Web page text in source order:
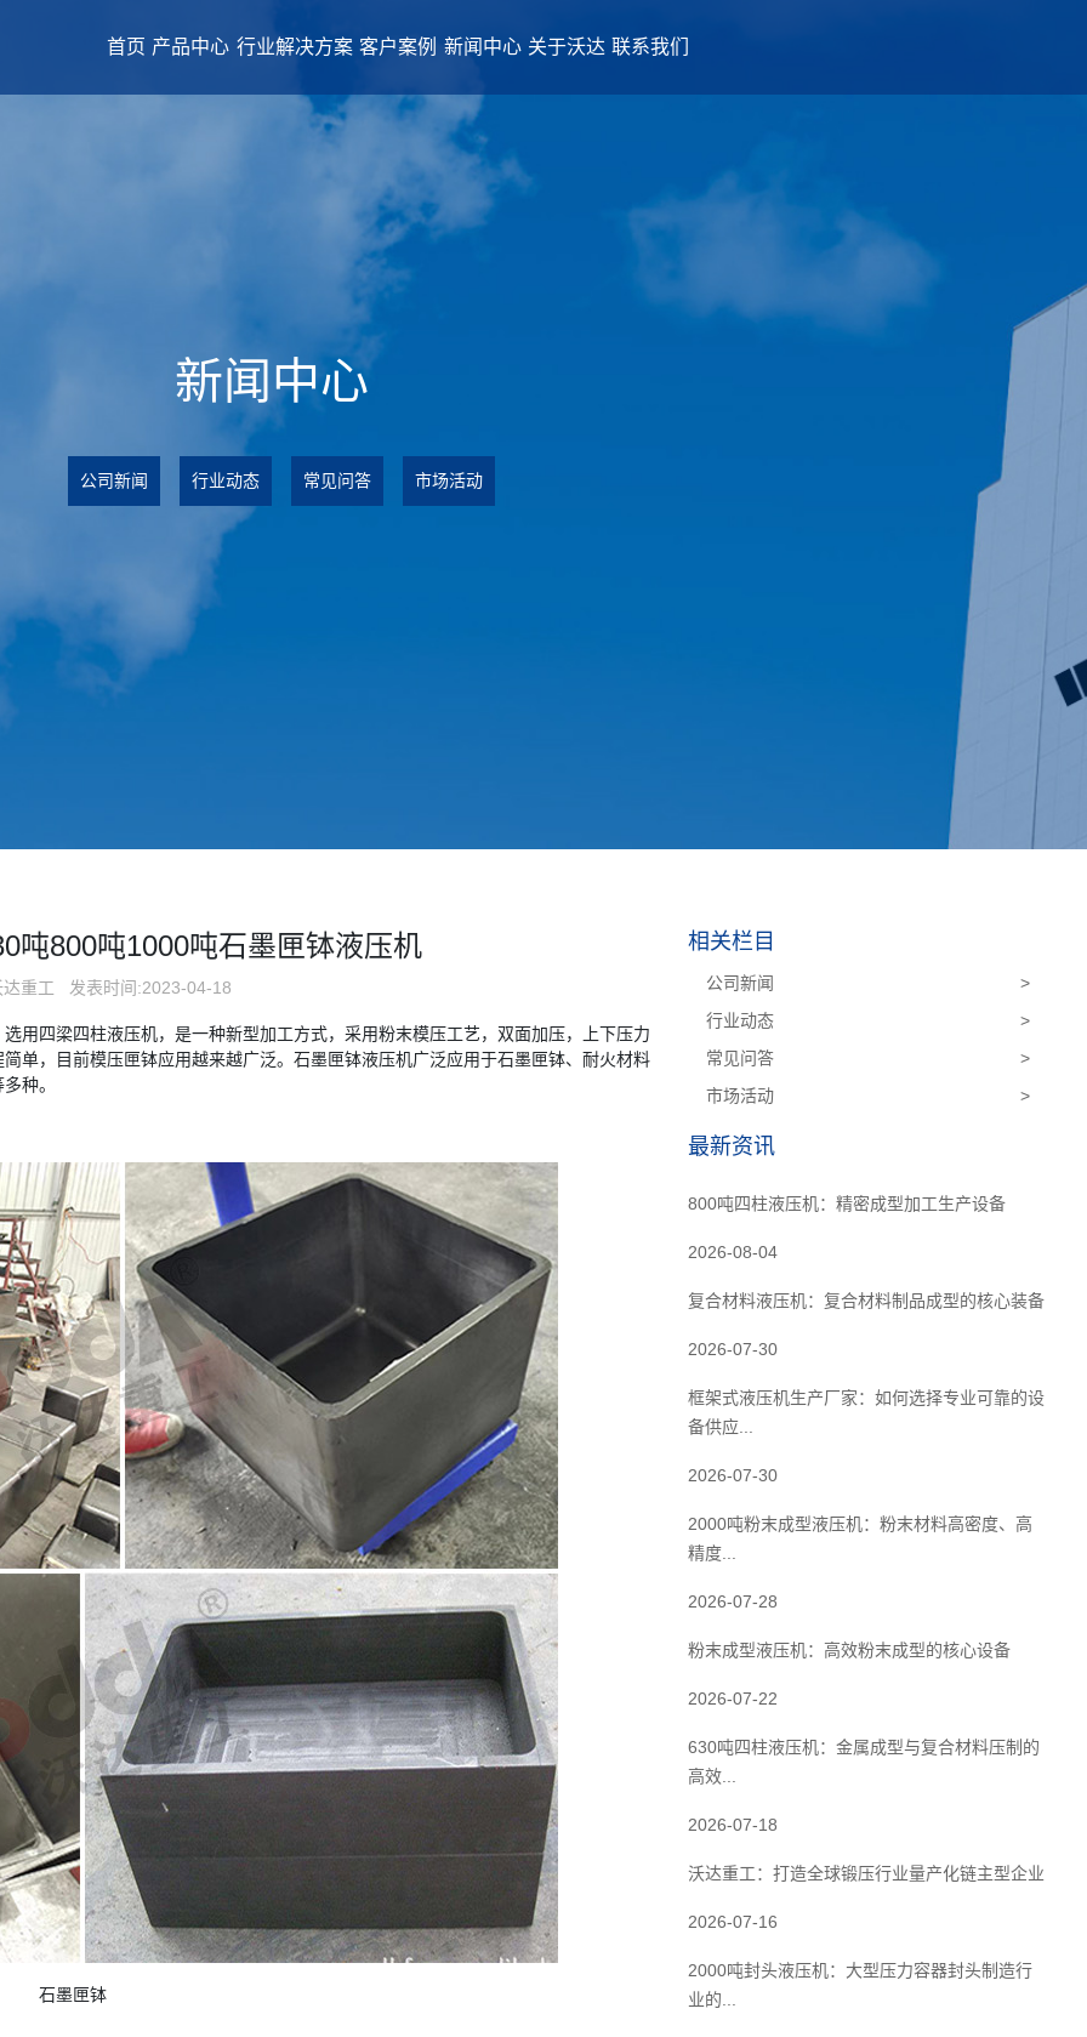
首页 产品中心 行业解决方案 客户案例 新闻中心 关于沃达 联系我们
新闻中心
公司新闻 行业动态 常见问答 市场活动
吨800吨1000吨石墨匣钵液压机
重工 发表时间:2023-04-18
用四梁四柱液压机，是一种新型加工方式，采用粉末模压工艺，双面加压，上下压力
单，目前模压匣钵应用越来越广泛。石墨匣钵液压机广泛应用于石墨匣钵、耐火材料
种。
石墨匣钵
相关栏目
公司新闻
>
行业动态
>
常见问答
>
市场活动
>
最新资讯
800吨四柱液压机：精密成型加工生产设备
2026-08-04
复合材料液压机：复合材料制品成型的核心装备
2026-07-30
框架式液压机生产厂家：如何选择专业可靠的设
备供应...
2026-07-30
2000吨粉末成型液压机：粉末材料高密度、高
精度...
2026-07-28
粉末成型液压机：高效粉末成型的核心设备
2026-07-22
630吨四柱液压机：金属成型与复合材料压制的
高效...
2026-07-18
沃达重工：打造全球锻压行业量产化链主型企业
2026-07-16
2000吨封头液压机：大型压力容器封头制造行
业的...